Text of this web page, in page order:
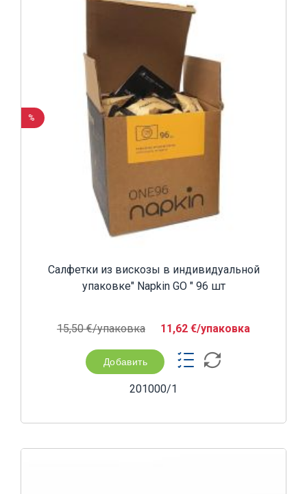
%
Салфетки из вискозы в индивидуальной
упаковке" Napkin GO " 96 шт
15,50 €/yпаковка 11,62 €/yпаковка
Добавить
201000/1